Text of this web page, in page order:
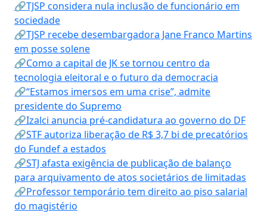
🔗TJSP considera nula inclusão de funcionário em
sociedade
🔗TJSP recebe desembargadora Jane Franco Martins
em posse solene
🔗Como a capital de JK se tornou centro da
tecnologia eleitoral e o futuro da democracia
🔗“Estamos imersos em uma crise”, admite
presidente do Supremo
🔗Izalci anuncia pré-candidatura ao governo do DF
🔗STF autoriza liberação de R$ 3,7 bi de precatórios
do Fundef a estados
🔗STJ afasta exigência de publicação de balanço
para arquivamento de atos societários de limitadas
🔗Professor temporário tem direito ao piso salarial
do magistério